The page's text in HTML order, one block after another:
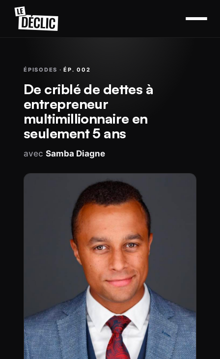
ÉPISODES ·ÉP. 002
De criblé de dettes à
entrepreneur
multimillionnaire en
seulement 5 ans
avec Samba Diagne